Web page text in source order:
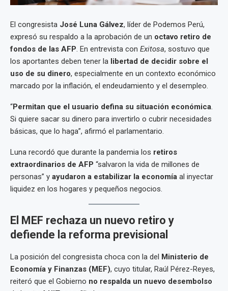
El congresista José Luna Gálvez, líder de Podemos Perú,
expresó su respaldo a la aprobación de un octavo retiro de
fondos de las AFP. En entrevista con Exitosa, sostuvo que
los aportantes deben tener la libertad de decidir sobre el
uso de su dinero, especialmente en un contexto económico
marcado por la inflación, el endeudamiento y el desempleo.
“Permitan que el usuario defina su situación económica.
Si quiere sacar su dinero para invertirlo o cubrir necesidades
básicas, que lo haga”, afirmó el parlamentario.
Luna recordó que durante la pandemia los retiros
extraordinarios de AFP “salvaron la vida de millones de
personas” y ayudaron a estabilizar la economía al inyectar
liquidez en los hogares y pequeños negocios.
El MEF rechaza un nuevo retiro y
defiende la reforma previsional
La posición del congresista choca con la del Ministerio de
Economía y Finanzas (MEF), cuyo titular, Raúl Pérez-Reyes,
reiteró que el Gobierno no respalda un nuevo desembolso